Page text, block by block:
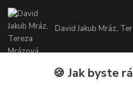
David Jakub Mráz,
info@bylinky-maya.cz
🍪 Jak byste